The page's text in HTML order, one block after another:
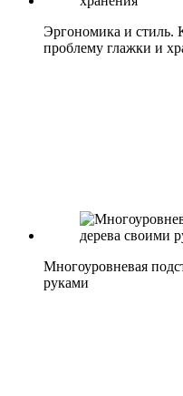
Эргономика и стиль.
проблему глажки и
Многоуровневая
руками